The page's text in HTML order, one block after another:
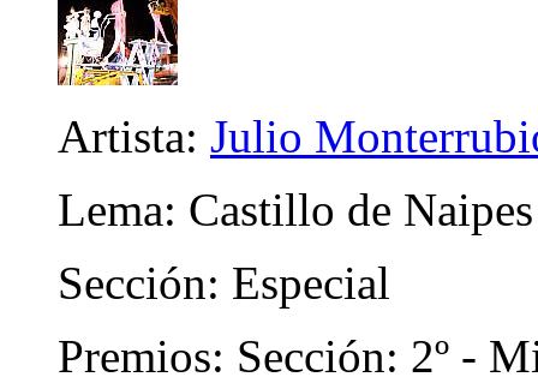
Artista: Julio
Lema: Castillo de Naipes
Sección: Especial
Premios: Sección: 2º -